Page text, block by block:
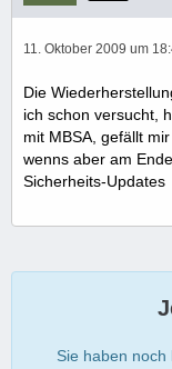
11. Oktober 2009 um
Die
ich schon versucht,
mit MBSA, gefällt
wenns aber am
Sicherheits-Updates
Sie haben